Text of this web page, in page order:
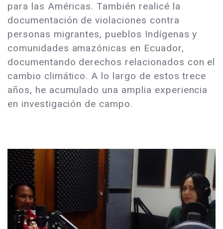
para las Américas. También realicé la
documentación de violaciones contra
personas migrantes, pueblos Indígenas y
comunidades amazónicas en Ecuador,
documentando derechos relacionados con el
cambio climático. A lo largo de estos trece
años, he acumulado una amplia experiencia
en investigación de campo.